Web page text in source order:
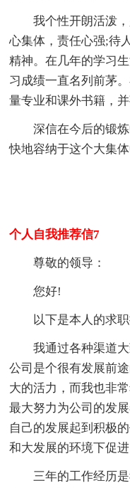
我个性开朗活泼
心集体，责任心强;待
精神。在几年的学习
习成绩一直名列前茅
量专业和课外书籍，
深信在今后的锻
快地容纳于这个大集
个人自我推荐信7
尊敬的领导：
您好!
以下是本人的求
我通过各种渠道
公司是个很有发展前
大的活力，而我也非
最大努力为公司的发
自己的发展起到积极
和大发展的环境下促进
三年的工作经历